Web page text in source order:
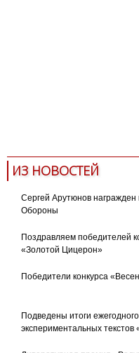
ИЗ НОВОСТЕЙ
Сергей Арутюнов награжден
Обороны
Поздравляем победителей
«Золотой Цицерон»
Победители конкурса
Подведены итоги ежегодного
экспериментальных